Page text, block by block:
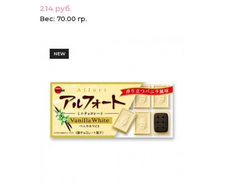
214 руб.
Вес: 70.00 гр.
NEW